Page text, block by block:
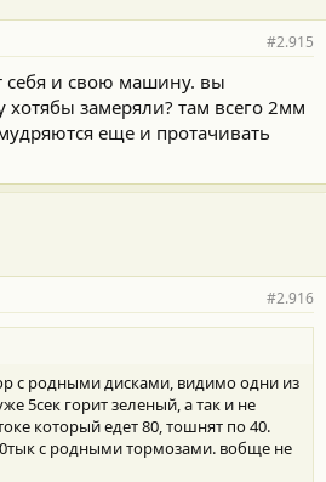
#2.915
себя и свою машину. вы
замеряли? там всего 2мм
еще и протачивать
#2.916
с родными дисками, видимо одни из
5сек горит зеленый, а так и не
который едет 80, тошнят по 40.
с родными тормозами. вобще не